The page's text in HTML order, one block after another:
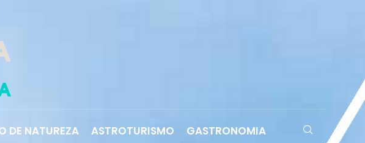
DE NATUREZA ASTROTURISMO GASTRONOMIA